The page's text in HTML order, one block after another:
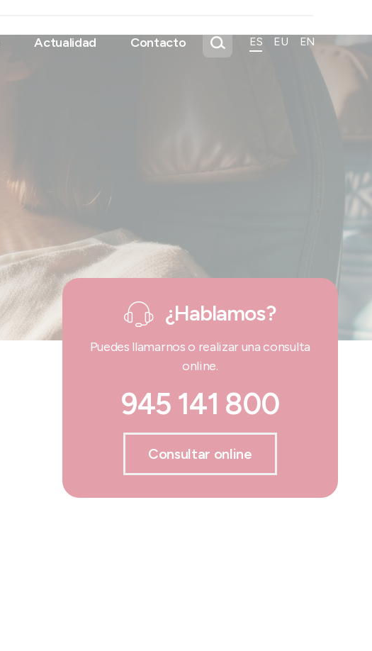
Actualidad Contacto ES EU EN
¿Hablamos?
Puedes llamarnos o realizar una consulta
online.
945 141 800
Consultar online